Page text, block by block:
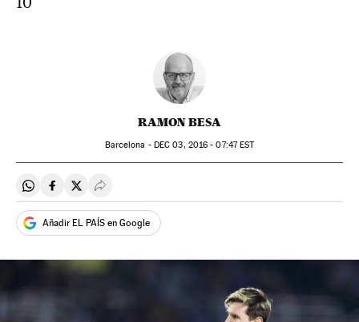
RAMON BESA
Barcelona - DEC 03, 2016 - 07:47EST
Compartir en Whatsapp
Compartir en Facebook
Compartir en Twitter
Desplegar Redes Sociales
Añadir EL PAÍS en Google